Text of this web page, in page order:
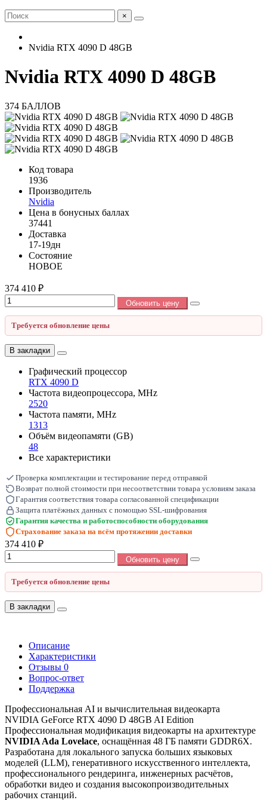
×
Nvidia RTX 4090 D 48GB
Nvidia RTX 4090 D 48GB
374 БАЛЛОВ
Код товара
1936
Производитель
Nvidia
Цена в бонусных баллах
37441
Доставка
17-19дн
Состояние
НОВОЕ
374 410 ₽
Обновить цену
Требуется обновление цены
В закладки
Графический процессор
RTX 4090 D
Частота видеопроцессора, MHz
2520
Частота памяти, MHz
1313
Объём видеопамяти (GB)
48
Все характеристики
Проверка комплектации и тестирование перед отправкой
Возврат полной стоимости при несоответствии товара условиям заказа
Гарантия соответствия товара согласованной спецификации
Защита платёжных данных с помощью SSL-шифрования
Гарантия качества и работоспособности оборудования
Страхование заказа на всём протяжении доставки
374 410 ₽
Обновить цену
Требуется обновление цены
В закладки
Описание
Характеристики
Отзывы 0
Вопрос-ответ
Поддержка
Профессиональная AI и вычислительная видеокарта
NVIDIA GeForce RTX 4090 D 48GB AI Edition
Профессиональная модификация видеокарты на архитектуре
NVIDIA Ada Lovelace, оснащённая 48 ГБ памяти GDDR6X.
Разработана для локального запуска больших языковых
моделей (LLM), генеративного искусственного интеллекта,
профессионального рендеринга, инженерных расчётов,
обработки видео и создания высокопроизводительных
рабочих станций.